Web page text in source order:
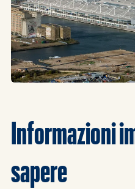
Informazioni
sapere